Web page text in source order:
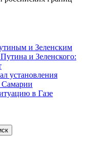
и Зеленским
и Зеленского:
установления
Самарии
в Газе